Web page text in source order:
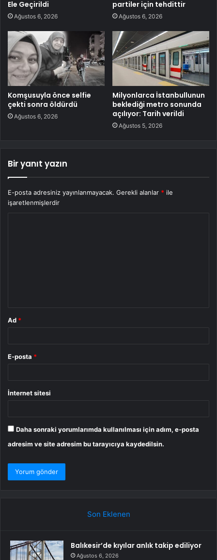
Ele Geçirildi
Ağustos 6, 2026
partiler için tehdittir
Ağustos 6, 2026
Komşusuyla önce selfie
çekti sonra öldürdü
Ağustos 6, 2026
Milyonlarca İstanbullunun
beklediği metro sonunda
açılıyor: Tarih verildi
Ağustos 5, 2026
Bir yanıt yazın
E-posta adresiniz yayınlanmayacak. Gerekli alanlar * ile
işaretlenmişlerdir
Ad *
E-posta *
İnternet sitesi
Daha sonraki yorumlarımda kullanılması için adım, e-posta
adresim ve site adresim bu tarayıcıya kaydedilsin.
Son Eklenen
Balıkesir’de kıyılar anlık takip ediliyor
Ağustos 6, 2026